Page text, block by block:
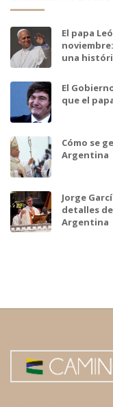
El papa
una
El
que el
Cómo se
Argentina
Jorge
detalles
Argentina